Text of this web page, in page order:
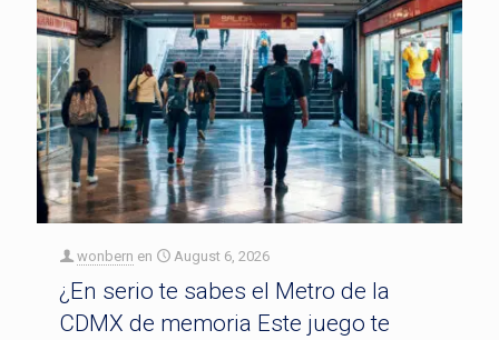
wonbern en August 6, 2026
¿En serio te sabes el Metro de la
CDMX de memoria Este juego te